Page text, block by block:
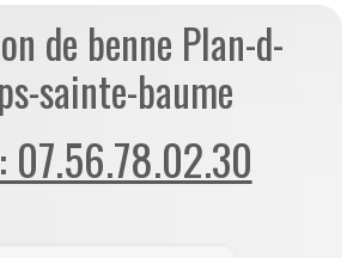
de benne Plan-d-
sainte-baume
07.56.78.02.30